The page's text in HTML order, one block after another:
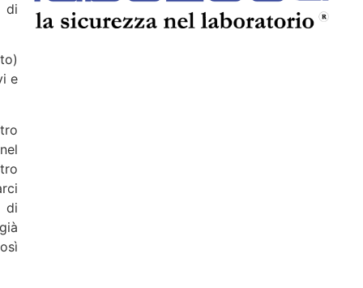
di
e
di